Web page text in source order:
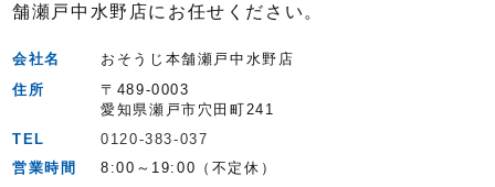
舗瀬戸中水野店にお任せください。
会社名
おそうじ本舗瀬戸中水野店
住所
〒489-0003
愛知県瀬戸市穴田町241
TEL
0120-383-037
営業時間
8:00～19:00（不定休）